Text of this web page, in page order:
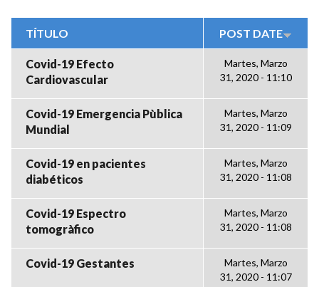
TÍTULO POST DATE
Covid-19 Efecto
Cardiovascular
Martes, Marzo
31, 2020 - 11:10
Covid-19 Emergencia Pùblica
Mundial
Martes, Marzo
31, 2020 - 11:09
Covid-19 en pacientes
diabéticos
Martes, Marzo
31, 2020 - 11:08
Covid-19 Espectro
tomogràfico
Martes, Marzo
31, 2020 - 11:08
Covid-19 Gestantes
Martes, Marzo
31, 2020 - 11:07